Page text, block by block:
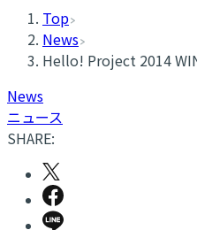
Top
News
Hello! Project 2014
News
ニュース
SHARE: